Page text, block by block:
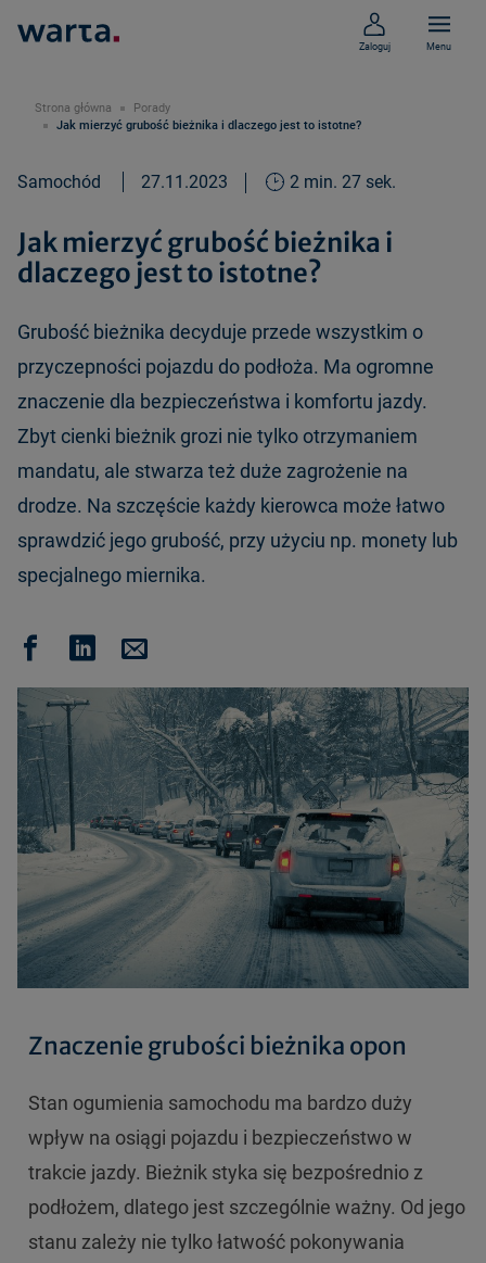
Zaloguj Menu
Strona główna
Porady
Jak mierzyć grubość bieżnika i dlaczego jest to istotne?
Samochód 27.11.2023 2 min. 27 sek.
Jak mierzyć grubość bieżnika i
dlaczego jest to istotne?
Grubość bieżnika decyduje przede wszystkim o
przyczepności pojazdu do podłoża. Ma ogromne
znaczenie dla bezpieczeństwa i komfortu jazdy.
Zbyt cienki bieżnik grozi nie tylko otrzymaniem
mandatu, ale stwarza też duże zagrożenie na
drodze. Na szczęście każdy kierowca może łatwo
sprawdzić jego grubość, przy użyciu np. monety lub
specjalnego miernika.
Znaczenie grubości bieżnika opon
Stan ogumienia samochodu ma bardzo duży
wpływ na osiągi pojazdu i bezpieczeństwo w
trakcie jazdy. Bieżnik styka się bezpośrednio z
podłożem, dlatego jest szczególnie ważny. Od jego
stanu zależy nie tylko łatwość pokonywania